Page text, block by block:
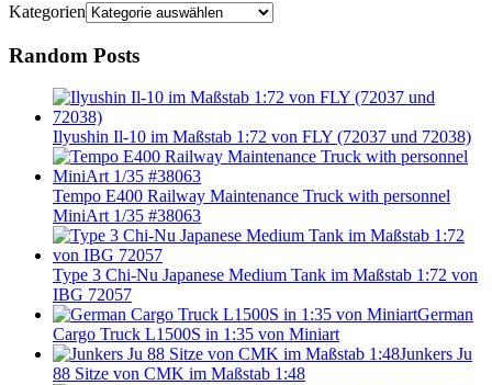
Kategorien
Random Posts
Ilyushin Il-10 im Maßstab 1:72 von FLY (72037 und 72038)
Tempo E400 Railway Maintenance Truck with personnel
MiniArt 1/35 #38063
Type 3 Chi-Nu Japanese Medium Tank im Maßstab 1:72 von
IBG 72057
German
Cargo Truck L1500S in 1:35 von Miniart
Junkers Ju
88 Sitze von CMK im Maßstab 1:48